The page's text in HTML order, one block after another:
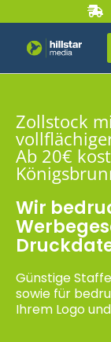
Zollstock
Ab 20€
Wir
Günstige
sowie für
Ihrem Logo